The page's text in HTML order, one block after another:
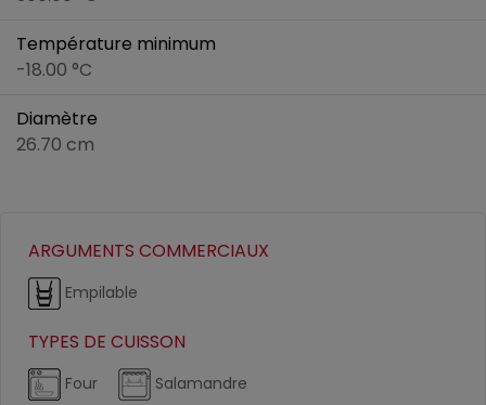
Température minimum
-18.00 °C
Diamètre
26.70 cm
ARGUMENTS COMMERCIAUX
Empilable
TYPES DE CUISSON
Four Salamandre